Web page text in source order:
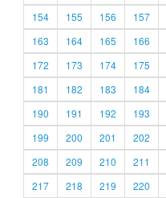
154
155 156 157
163
164 165 166
172
173 174 175
181
182 183 184
190
191 192 193
199
200 201 202
208
209 210 211
217
218 219 220